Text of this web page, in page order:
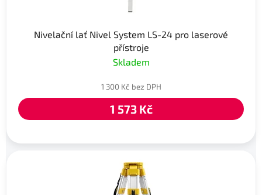
Nivelační lať Nivel System LS-24 pro laserové
přístroje
Skladem
1 300 Kč bez DPH
1 573 Kč